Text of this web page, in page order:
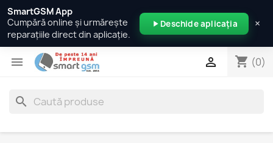
 shopping_cart (0)

search
SmartGSM App
Cumpără online și urmărește
reparațiile direct din aplicație.
Deschide aplicația ×